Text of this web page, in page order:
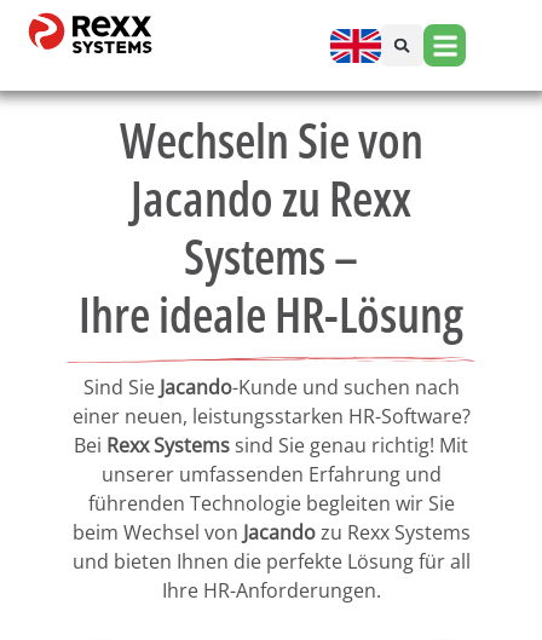
Wechseln Sie von
Jacando zu Rexx
Systems –
Ihre ideale HR-Lösung
Sind Sie Jacando-Kunde und suchen nach
einer neuen, leistungsstarken HR-Software?
Bei Rexx Systems sind Sie genau richtig! Mit
unserer umfassenden Erfahrung und
führenden Technologie begleiten wir Sie
beim Wechsel von Jacandozu Rexx Systems
und bieten Ihnen die perfekte Lösung für all
Ihre HR-Anforderungen.